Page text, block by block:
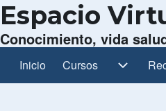
Espacio
Conocimiento, vida
Navegación
Inicio Cursos
Cursos sub-